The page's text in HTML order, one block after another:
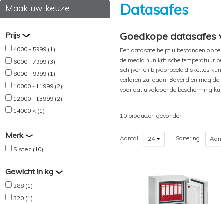
Maak uw keuze
Prijs
4000 - 5999 (1)
6000 - 7999 (3)
8000 - 9999 (1)
10000 - 11999 (2)
12000 - 13999 (2)
14000 < (1)
Merk
Sistec (10)
Gewicht in kg
288 (1)
320 (1)
Datasafes
Goedkope
Een datasafe helpt u bestanden op
de media hun kritische temperatuur
schijven en bijvoorbeeld diskettes
verloren zal gaan. Bovendien mag
voor dat u voldoende bescherming
10 producten gevonden
Aantal 24 Sortering